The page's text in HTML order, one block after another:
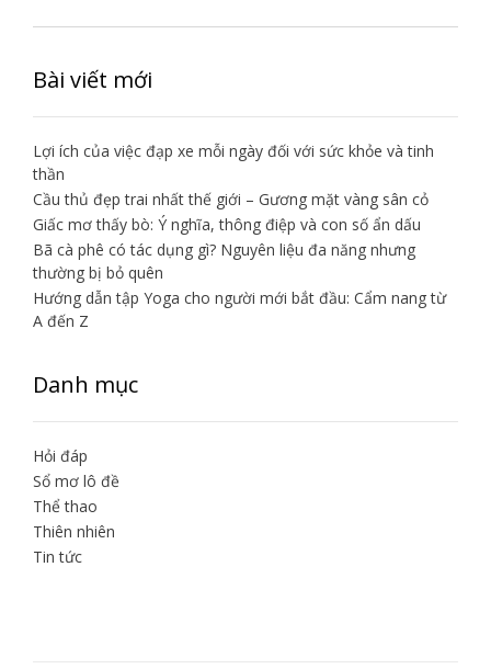
Bài viết mới
Lợi ích của việc đạp xe mỗi ngày đối với sức khỏe và tinh
thần
Cầu thủ đẹp trai nhất thế giới – Gương mặt vàng sân cỏ
Giấc mơ thấy bò: Ý nghĩa, thông điệp và con số ẩn dấu
Bã cà phê có tác dụng gì? Nguyên liệu đa năng nhưng
thường bị bỏ quên
Hướng dẫn tập Yoga cho người mới bắt đầu: Cẩm nang từ
A đến Z
Danh mục
Hỏi đáp
Sổ mơ lô đề
Thể thao
Thiên nhiên
Tin tức